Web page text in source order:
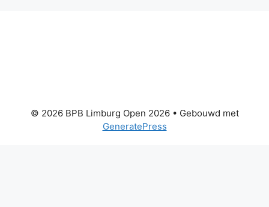
© 2026 BPB Limburg Open 2026• Gebouwd met
GeneratePress